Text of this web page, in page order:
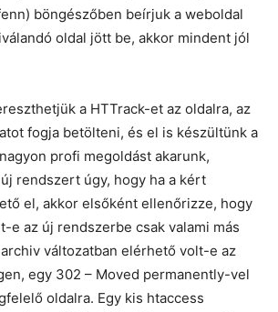
böngészőben beírjuk a weboldal
oldal jött be, akkor mindent jól
a HTTrack-et az oldalra, az
fogja betölteni, és el is készültünk a
profi megoldást akarunk,
rendszert úgy, hogy ha a kért
el, akkor elsőként ellenőrizze, hogy
e az új rendszerbe csak valami más
változatban elérhető volt-e az
egy 302 – Moved permanently-vel
oldalra. Egy kis htaccess